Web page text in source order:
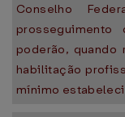
Conselho
poderão,
habilitação
mínimo